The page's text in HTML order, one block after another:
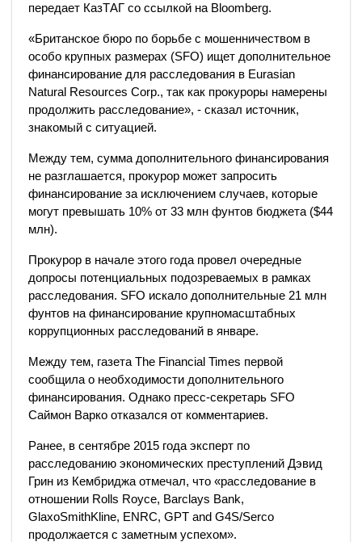
передает КазТАГ со ссылкой на Bloomberg.
«Британское бюро по борьбе с мошенничеством в
особо крупных размерах (SFO) ищет дополнительное
финансирование для расследования в Eurasian
Natural Resources Corp., так как прокуроры намерены
продолжить расследование», - сказал источник,
знакомый с ситуацией.
Между тем, сумма дополнительного финансирования
не разглашается, прокурор может запросить
финансирование за исключением случаев, которые
могут превышать 10% от 33 млн фунтов бюджета ($44
млн).
Прокурор в начале этого года провел очередные
допросы потенциальных подозреваемых в рамках
расследования. SFO искало дополнительные 21 млн
фунтов на финансирование крупномасштабных
коррупционных расследований в январе.
Между тем, газета The Financial Times первой
сообщила о необходимости дополнительного
финансирования. Однако пресс-секретарь SFO
Саймон Варко отказался от комментариев.
Ранее, в сентябре 2015 года эксперт по
расследованию экономических преступлений Дэвид
Грин из Кембриджа отмечал, что «расследование в
отношении Rolls Royce, Barclays Bank,
GlaxoSmithKline, ENRC, GPT and G4S/Serco
продолжается с заметным успехом».